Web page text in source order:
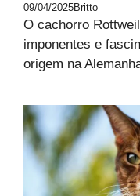
09/04/2025Britto
O cachorro
imponentes e
origem na